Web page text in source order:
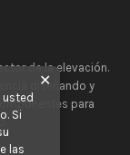
de la elevación.
diseñando y
para
✕
usted
Si
las